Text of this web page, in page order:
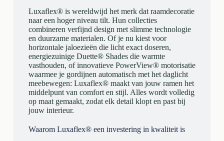
Luxaflex® is wereldwijd het merk dat raamdecoratie
naar een hoger niveau tilt. Hun collecties
combineren verfijnd design met slimme technologie
en duurzame materialen. Of je nu kiest voor
horizontale jaloezieën die licht exact doseren,
energiezuinige Duette® Shades die warmte
vasthouden, of innovatieve PowerView® motorisatie
waarmee je gordijnen automatisch met het daglicht
meebewegen: Luxaflex® maakt van jouw ramen het
middelpunt van comfort en stijl. Alles wordt volledig
op maat gemaakt, zodat elk detail klopt en past bij
jouw interieur.
Waarom Luxaflex® een investering in kwaliteit is